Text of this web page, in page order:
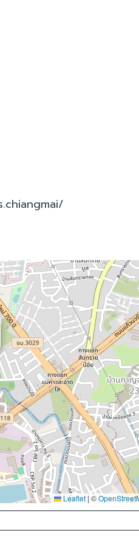
Leaflet | ©